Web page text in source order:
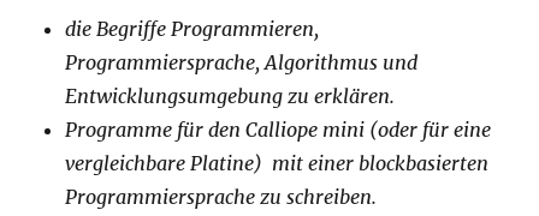
die Begriffe Programmieren,
Programmiersprache, Algorithmus und
Entwicklungsumgebung zu erklären.
Programme für den Calliope mini (oder für eine
vergleichbare Platine) mit einer blockbasierten
Programmiersprache zu schreiben.